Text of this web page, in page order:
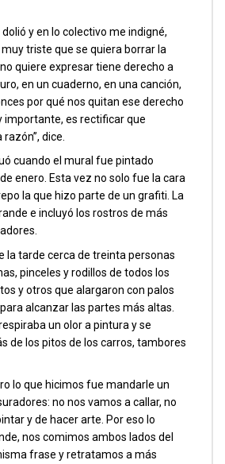
y en lo colectivo me indigné,
triste que se quiera borrar la
quiere expresar tiene derecho a
en un cuaderno, en una canción,
por qué nos quitan ese derecho
importante, es rectificar que
dice.
cuando el mural fue pintado
enero. Esta vez no solo fue la cara
la que hizo parte de un grafiti. La
e incluyó los rostros de más
la tarde cerca de treinta personas
pinceles y rodillos de todos los
y otros que alargaron con palos
alcanzar las partes más altas.
un olor a pintura y se
de los pitos de los carros, tambores
lo que hicimos fue mandarle un
no nos vamos a callar, no
y de hacer arte. Por eso lo
nos comimos ambos lados del
frase y retratamos a más